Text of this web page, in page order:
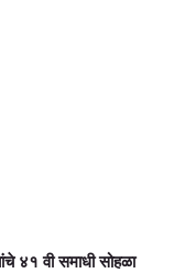
४१ वी समाधी सोहळा